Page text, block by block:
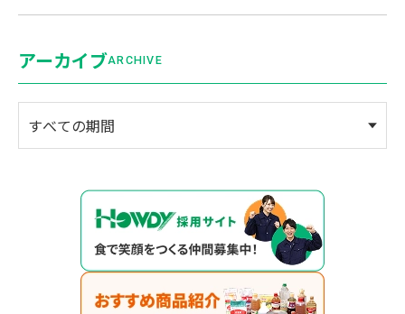
アーカイブARCHIVE